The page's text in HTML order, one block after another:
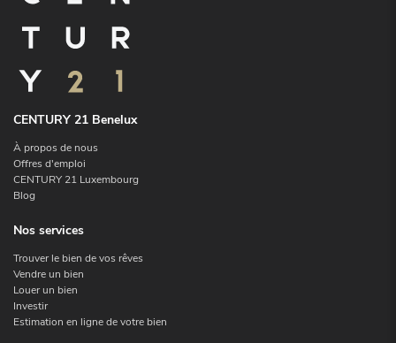
CENTURY 21 Benelux
À propos de nous
Offres d'emploi
CENTURY 21 Luxembourg
Blog
Nos services
Trouver le bien de vos rêves
Vendre un bien
Louer un bien
Investir
Estimation en ligne de votre bien